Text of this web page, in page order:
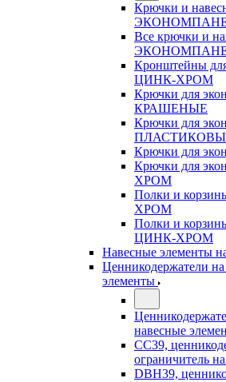
Крючки и
Все крючки и
Кронштейны
ЦИНК-ХРОМ
Крючки для
КРАШЕНЫЕ
Крючки для
Крючки для
Крючки для
ХРОМ
Полки и
ХРОМ
Полки и
ЦИНК-ХРОМ
Навесные
Ценникодержатели
элементы
навесные
CC39,
ограничитель
DBH39,